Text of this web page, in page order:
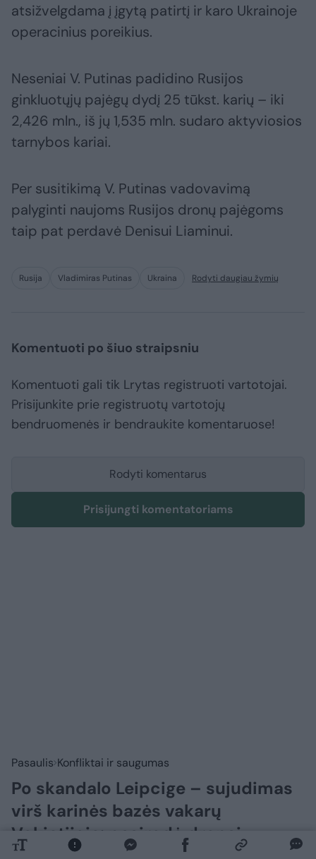
atsižvelgdama į įgytą patirtį ir karo Ukrainoje
operacinius poreikius.
Neseniai V. Putinas padidino Rusijos
ginkluotųjų pajėgų dydį 25 tūkst. karių – iki
2,426 mln., iš jų 1,535 mln. sudaro aktyviosios
tarnybos kariai.
Per susitikimą V. Putinas vadovavimą
palyginti naujoms Rusijos dronų pajėgoms
taip pat perdavė Denisui Liaminui.
Rusija Vladimiras Putinas Ukraina Rodyti daugiau žymių
Komentuoti po šiuo straipsniu
Komentuoti gali tik Lrytas registruoti vartotojai.
Prisijunkite prie registruotų vartotojų
bendruomenės ir bendraukite komentaruose!
Rodyti komentarus
Prisijungti komentatoriams
Pasaulis Konfliktai ir saugumas
Po skandalo Leipcige – sujudimas
virš karinės bazės vakarų
Vokietijoje: pasirodė dronai